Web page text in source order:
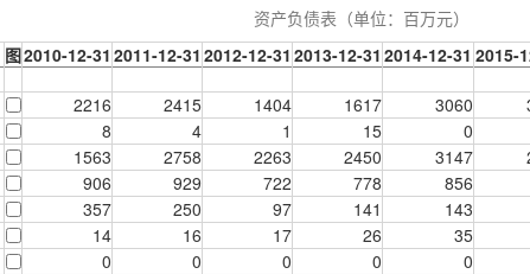
资产负债表（单位： 百万元）
图2010-12-31 2011-12-31 2012-12-31 2013-12-31 2014-12-31 2015-
2216 2415 1404 1617 3060
8 4 1 15 0
1563 2758 2263 2450 3147
906 929 722 778 856
357 250 97 141 143
14 16 17 26 35
0 0 0 0 0